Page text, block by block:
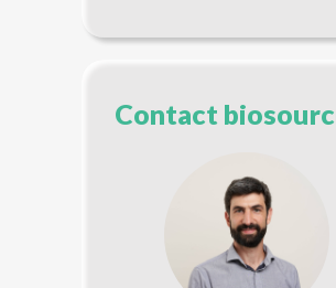
Contact